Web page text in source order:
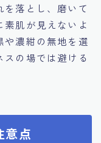
を落とし、磨いて
肌が見えないよ
や濃紺の無地を選
の場では避ける
意点